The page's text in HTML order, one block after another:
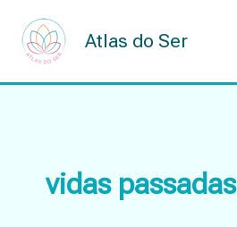
content
Atlas do Ser
vidas passadas